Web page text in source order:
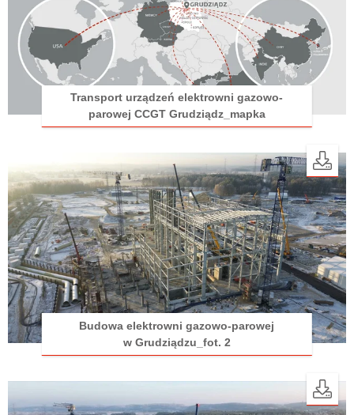
Transport urządzeń elektrowni gazowo-
parowej CCGT Grudziądz_mapka
Budowa elektrowni gazowo-parowej
w Grudziądzu_fot. 2